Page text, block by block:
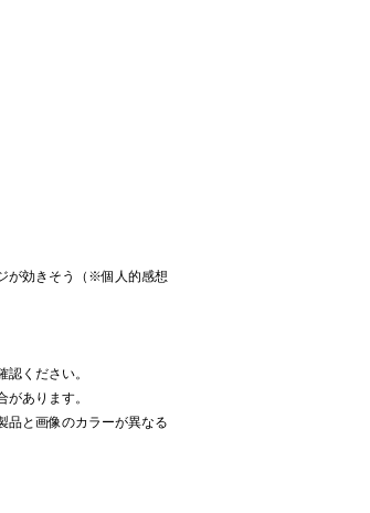
が効きそう（※個人的感想
ください。
あります。
品と画像のカラーが異なる